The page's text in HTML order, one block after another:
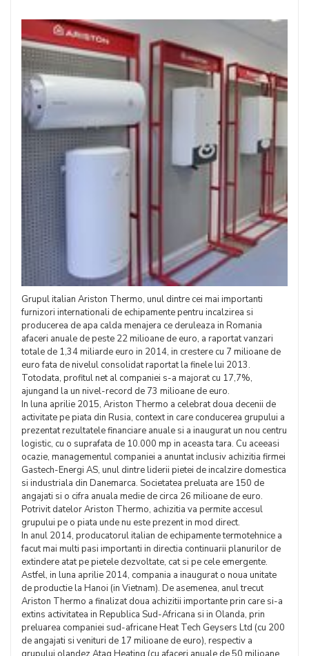
Grupul italian Ariston Thermo, unul dintre cei mai importanti
furnizori internationali de echipamente pentru incalzirea si
producerea de apa calda menajera ce deruleaza in Romania
afaceri anuale de peste 22 milioane de euro, a raportat vanzari
totale de 1,34 miliarde euro in 2014, in crestere cu 7 milioane de
euro fata de nivelul consolidat raportat la finele lui 2013.
Totodata, profitul net al companiei s-a majorat cu 17,7%,
ajungand la un nivel-record de 73 milioane de euro.
In luna aprilie 2015, Ariston Thermo a celebrat doua decenii de
activitate pe piata din Rusia, context in care conducerea grupului a
prezentat rezultatele financiare anuale si a inaugurat un nou centru
logistic, cu o suprafata de 10.000 mp in aceasta tara. Cu aceeasi
ocazie, managementul companiei a anuntat inclusiv achizitia firmei
Gastech-Energi AS, unul dintre liderii pietei de incalzire domestica
si industriala din Danemarca. Societatea preluata are 150 de
angajati si o cifra anuala medie de circa 26 milioane de euro.
Potrivit datelor Ariston Thermo, achizitia va permite accesul
grupului pe o piata unde nu este prezent in mod direct.
In anul 2014, producatorul italian de echipamente termotehnice a
facut mai multi pasi importanti in directia continuarii planurilor de
extindere atat pe pietele dezvoltate, cat si pe cele emergente.
Astfel, in luna aprilie 2014, compania a inaugurat o noua unitate
de productie la Hanoi (in Vietnam). De asemenea, anul trecut
Ariston Thermo a finalizat doua achizitii importante prin care si-a
extins activitatea in Republica Sud-Africana si in Olanda, prin
preluarea companiei sud-africane Heat Tech Geysers Ltd (cu 200
de angajati si venituri de 17 milioane de euro), respectiv a